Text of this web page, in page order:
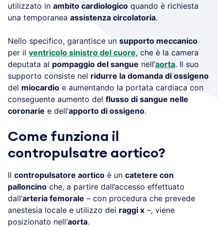
utilizzato in ambito cardiologico quando è richiesta
una temporanea assistenza circolatoria.
Nello specifico, garantisce un supporto meccanico
per il ventricolo sinistro del cuore, che è la camera
deputata al pompaggio del sangue nell’aorta. Il suo
supporto consiste nel ridurre la domanda di ossigeno
del miocardio e aumentando la portata cardiaca con
conseguente aumento del flusso di sangue nelle
coronarie e dell’apporto di ossigeno.
Come funziona il
contropulsatre aortico?
Il contropulsatore aortico è un catetere con
palloncino che, a partire dall’accesso effettuato
dall’arteria femorale – con procedura che prevede
anestesia locale e utilizzo dei raggi x –, viene
posizionato nell’aorta.